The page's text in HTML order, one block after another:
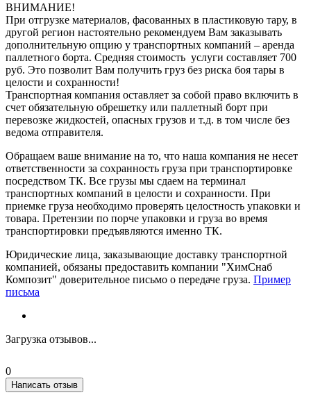
ВНИМАНИЕ!
При отгрузке материалов, фасованных в пластиковую тару, в
другой регион настоятельно рекомендуем Вам заказывать
дополнительную опцию у транспортных компаний – аренда
паллетного борта. Средняя стоимость услуги составляет 700
руб. Это позволит Вам получить груз без риска боя тары в
целости и сохранности!
Транспортная компания оставляет за собой право включить в
счет обязательную обрешетку или паллетный борт при
перевозке жидкостей, опасных грузов и т.д. в том числе без
ведома отправителя.
Обращаем ваше внимание на то, что наша компания не несет
ответственности за сохранность груза при транспортировке
посредством ТК. Все грузы мы сдаем на терминал
транспортных компаний в целости и сохранности. При
приемке груза необходимо проверять целостность упаковки и
товара. Претензии по порче упаковки и груза во время
транспортировки предъявляются именно ТК.
Юридические лица, заказывающие доставку транспортной
компанией, обязаны предоставить компании "ХимСнаб
Композит" доверительное письмо о передаче груза. Пример
письма
Загрузка отзывов...
0
Написать отзыв